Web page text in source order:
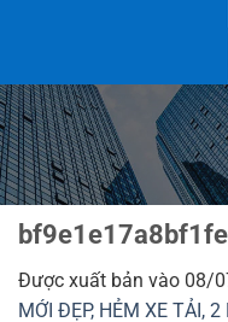
dung
Được xuất bản vào 08/
MỚI ĐẸP, HẺM XE TẢI,